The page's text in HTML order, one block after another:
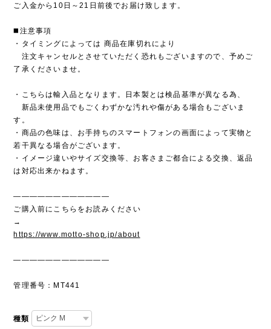
ご入金から10日～21日前後でお届け致します。
◼️注意事項
・タイミングによっては 商品在庫切れにより
注文キャンセルとさせていただく恐れもございますので、予めご
了承くださいませ。
・こちらは輸入品となります。日本製とは検品基準が異なる為、
新品未使用品でもごくわずかな汚れや傷がある場合もございま
す。
・商品の色味は、お手持ちのスマートフォンの画面によって実物と
若干異なる場合がございます。
・イメージ違いやサイズ交換等、お客さまご都合による交換、返品
は対応出来かねます。
————————————
ご購入前にこちらをお読みください
→
https://www.motto-shop.jp/about
————————————
管理番号：MT441
種類